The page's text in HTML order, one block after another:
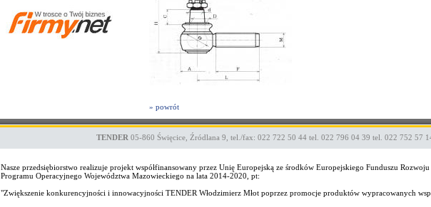
» powrót
TENDER 05-860 Święcice Źródlana 9 tel./fax: 022 722 50 44 tel. 022 796 04 39 tel. 022 752 57
Nasze przedsiębiorstwo realizuje projekt współfinansowany przez Unię Europejską ze środków Europejskiego Funduszu
Programu Operacyjnego Województwa Mazowieckiego na lata 2014-2020, pt:
"Zwiększenie konkurencyjności i innowacyjności TENDER Włodzimierz Młot poprzez promocje produktów wypracowanych